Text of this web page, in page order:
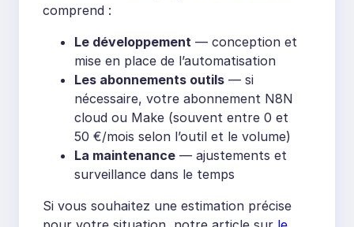
comprend :
Le développement — conception et
mise en place de l’automatisation
Les abonnements outils — si
nécessaire, votre abonnement N8N
cloud ou Make (souvent entre 0 et
50 €/mois selon l’outil et le volume)
La maintenance — ajustements et
surveillance dans le temps
Si vous souhaitez une estimation précise